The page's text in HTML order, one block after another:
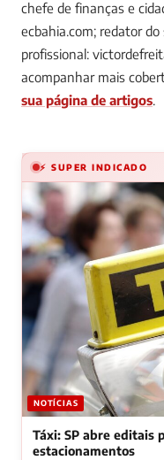
chefe de finanças e
ecbahia.com; redator
profissional:
acompanhar mais
sua página de artigos.
⚡ SUPER INDICADO
NOTÍCIAS
Táxi: SP abre editais
estacionamentos